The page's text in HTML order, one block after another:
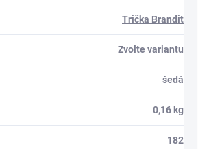
Trička Brandit
Zvolte variantu
šedá
0,16 kg
182